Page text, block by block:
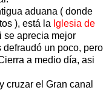
aduana ( donde
), está la Iglesia de
se aprecia mejor
un poco, pero
a medio día, asi
cruzar el Gran canal